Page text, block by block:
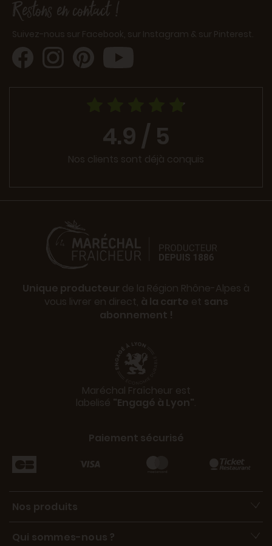
Restons en contact !
Suivez-nous sur Facebook, sur Instagram & sur Pinterest.
4.9 / 5
Nos clients sont déjà conquis
Unique producteur de la Région Rhône-Alpes à
vous livrer en direct, à la carte et sans
abonnement !
Maréchal Fraîcheur est
labelisé "Engagé à Lyon".
Paiement sécurisé
Nos produits
Qui sommes-nous ?